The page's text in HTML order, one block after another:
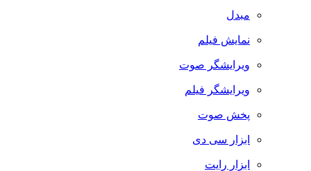
مبدل
نمایش فیلم
ویرایشگر صوت
ویرایشگر فیلم
پخش صوت
ابزار سی دی
ابزار رایت